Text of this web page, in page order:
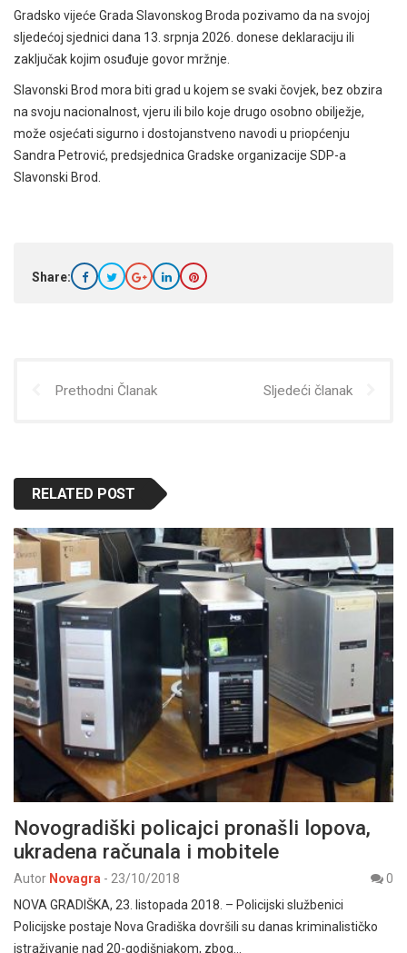
Gradsko vijeće Grada Slavonskog Broda pozivamo da na svojoj
sljedećoj sjednici dana 13. srpnja 2026. donese deklaraciju ili
zaključak kojim osuđuje govor mržnje.
Slavonski Brod mora biti grad u kojem se svaki čovjek, bez obzira
na svoju nacionalnost, vjeru ili bilo koje drugo osobno obilježje,
može osjećati sigurno i dostojanstveno navodi u priopćenju
Sandra Petrović, predsjednica Gradske organizacije SDP-a
Slavonski Brod.
Share:
Prethodni Članak Sljedeći članak
RELATED POST
Novogradiški policajci pronašli lopova,
ukradena računala i mobitele
Autor Novagra - 23/10/2018
0
NOVA GRADIŠKA, 23. listopada 2018. – Policijski službenici
Policijske postaje Nova Gradiška dovršili su danas kriminalističko
istraživanje nad 20-godišnjakom, zbog…